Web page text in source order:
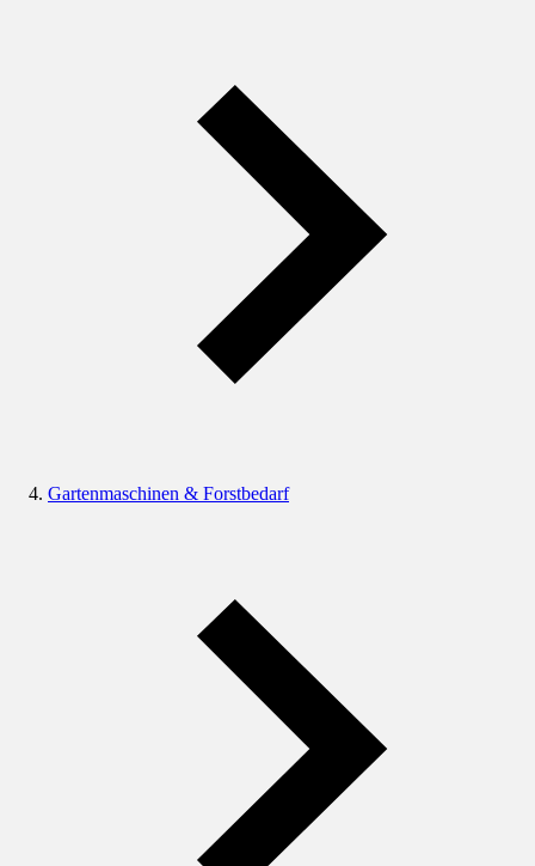
Gartenmaschinen & Forstbedarf